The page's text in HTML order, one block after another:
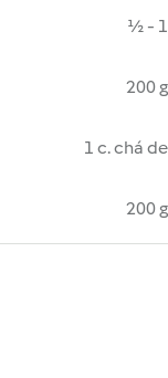
½ - 1
200 g
1 c. chá de
200 g